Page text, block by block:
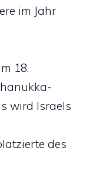
im Jahr
18.
wird Israels
des